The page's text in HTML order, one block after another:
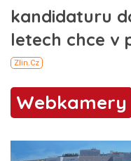
Webkamery